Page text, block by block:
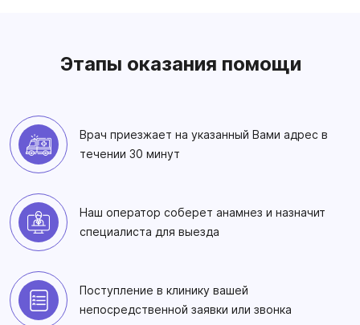
Этапы оказания помощи
Врач приезжает на указанный Вами адрес в
течении 30 минут
Наш оператор соберет анамнез и назначит
специалиста для выезда
Поступление в клинику вашей
непосредственной заявки или звонка